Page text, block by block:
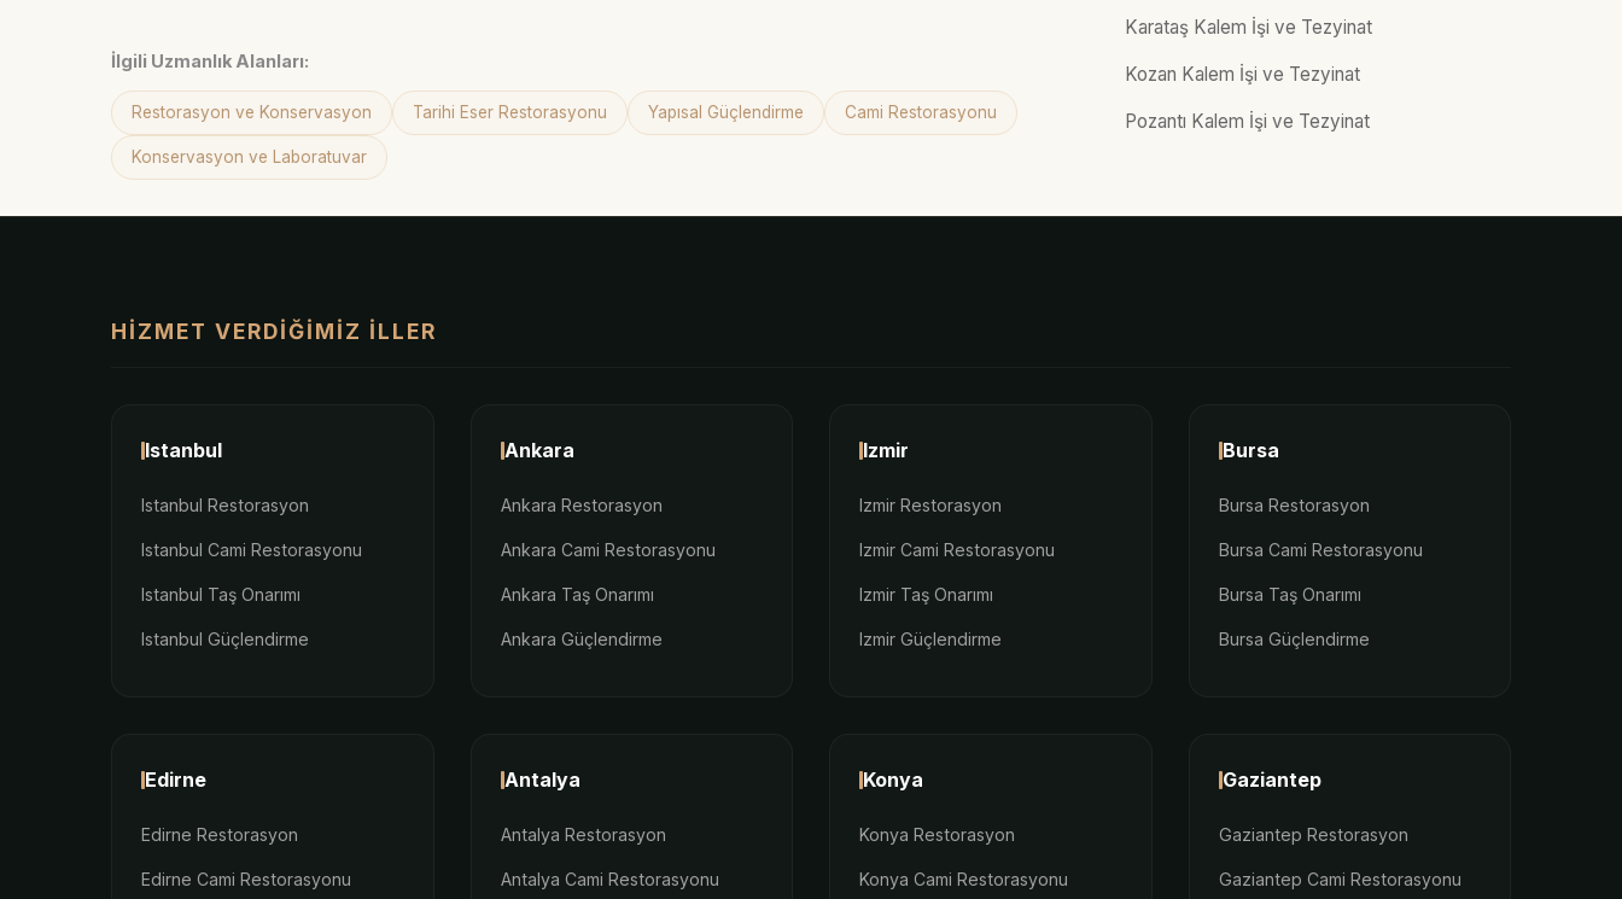
İlgili Uzmanlık Alanları:
Restorasyon ve Konservasyon Tarihi Eser Restorasyonu Yapısal Güçlendirme Cami Restorasyonu
Konservasyon ve Laboratuvar
Karataş Kalem İşi ve Tezyinat
Kozan Kalem İşi ve Tezyinat
Pozantı Kalem İşi ve Tezyinat
HIZMET VERDIĞIMIZ İLLER
Istanbul
Istanbul Restorasyon
Istanbul Cami Restorasyonu
Istanbul Taş Onarımı
Istanbul Güçlendirme
Ankara
Ankara Restorasyon
Ankara Cami Restorasyonu
Ankara Taş Onarımı
Ankara Güçlendirme
Izmir
Izmir Restorasyon
Izmir Cami Restorasyonu
Izmir Taş Onarımı
Izmir Güçlendirme
Bursa
Bursa Restorasyon
Bursa Cami Restorasyonu
Bursa Taş Onarımı
Bursa Güçlendirme
Edirne
Edirne Restorasyon
Edirne Cami Restorasyonu
Antalya
Antalya Restorasyon
Antalya Cami Restorasyonu
Konya
Konya Restorasyon
Konya Cami Restorasyonu
Gaziantep
Gaziantep Restorasyon
Gaziantep Cami Restorasyonu